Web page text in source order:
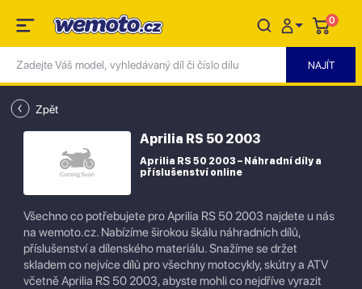
0
Zpět
Aprilia RS 50 2003
Aprilia RS 50 2003 – Náhradní díly a
příslušenství online
Všechno co potřebujete pro Aprilia RS 50 2003 najdete u nás
na wemoto.cz. Nabízíme širokou škálu náhradních dílů,
příslušenství a dílenského materiálu. Snažíme se držet
skladem co nejvíce dílů pro všechny motocykly, skútry a ATV
včetně Aprilia RS 50 2003, abyste mohli co nejdříve vyrazit